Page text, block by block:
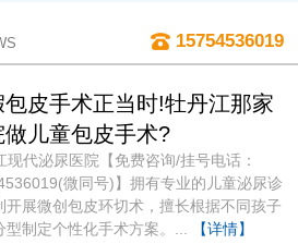
15754536019
包皮手术正当时!牡丹江那家
做儿童包皮手术?
现代泌尿医院【免费咨询/挂号电话：
微同号)】拥有专业的儿童泌尿诊
展微创包皮环切术，擅长根据不同孩子
制定个性化手术方案。...
【详情】